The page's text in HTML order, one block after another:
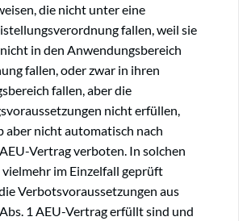
die nicht unter eine
fallen, weil sie
in den Anwendungsbereich
fallen, oder zwar in ihren
fallen, aber die
nicht erfüllen,
aber nicht automatisch nach
Vertrag verboten. In solchen
vielmehr im Einzelfall geprüft
Verbotsvoraussetzungen aus
1 AEU-Vertrag erfüllt sind und